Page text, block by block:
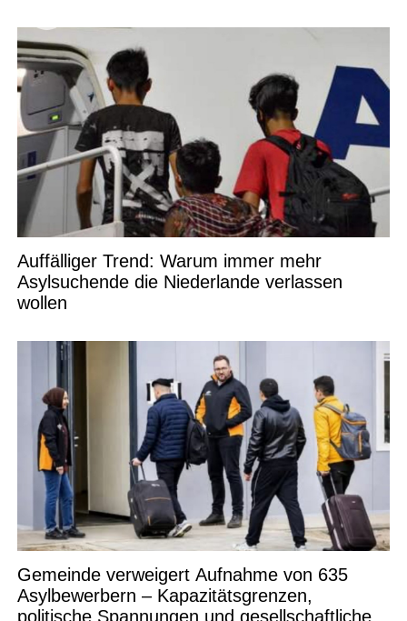
Auffälliger Trend: Warum immer mehr
Asylsuchende die Niederlande verlassen
wollen
Gemeinde verweigert Aufnahme von 635
Asylbewerbern – Kapazitätsgrenzen,
politische Spannungen und gesellschaftliche